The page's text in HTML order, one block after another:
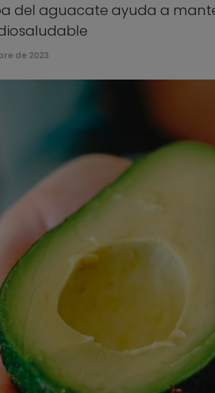
del aguacate ayuda a
de 2023